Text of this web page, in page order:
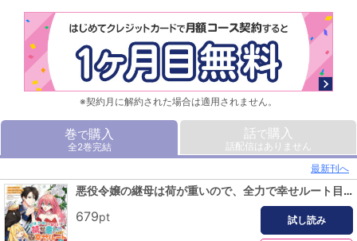
※契約月に解約された場合は適用されません。
巻で購入
全2巻完結
話で購入
話配信はありません
最新刊へ
悪役令嬢の継母は荷が重いので、全力で幸せルート目指します 1
679pt 試し読み